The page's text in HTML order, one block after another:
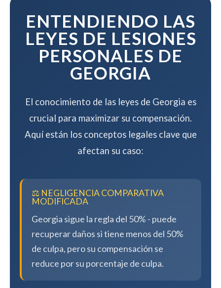
ENTENDIENDO LAS
LEYES DE LESIONES
PERSONALES DE
GEORGIA
El conocimiento de las leyes de Georgia es
crucial para maximizar su compensación.
Aquí están los conceptos legales clave que
afectan su caso:
⚖️ NEGLIGENCIA COMPARATIVA
MODIFICADA
Georgia sigue la regla del 50% - puede
recuperar daños si tiene menos del 50%
de culpa, pero su compensación se
reduce por su porcentaje de culpa.